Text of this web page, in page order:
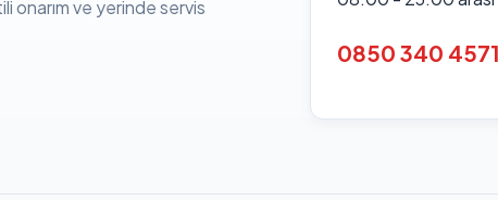
onarım ve yerinde servis
0850 340 4571